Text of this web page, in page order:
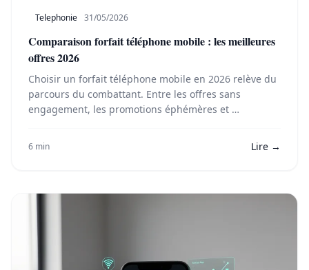
Telephonie 31/05/2026
Comparaison forfait téléphone mobile : les meilleures
offres 2026
Choisir un forfait téléphone mobile en 2026 relève du
parcours du combattant. Entre les offres sans
engagement, les promotions éphémères et …
6 min Lire →